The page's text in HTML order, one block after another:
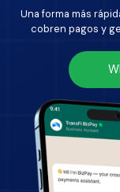
Una forma más
cobren pagos y